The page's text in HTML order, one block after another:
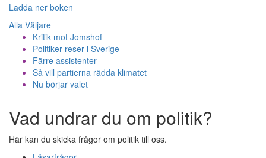
Ladda ner boken
Alla Väljare
Kritik mot Jomshof
Politiker reser i Sverige
Färre assistenter
Så vill partierna rädda klimatet
Nu börjar valet
Vad undrar du om politik?
Här kan du skicka frågor om politik till oss.